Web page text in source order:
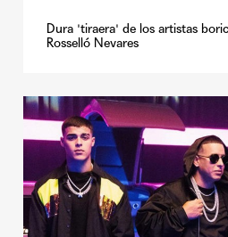
Dura 'tiraera' de los artistas
Rosselló Nevares